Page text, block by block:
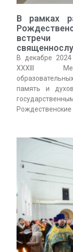
В рамках
В декабре 2024
XXXIII
память и